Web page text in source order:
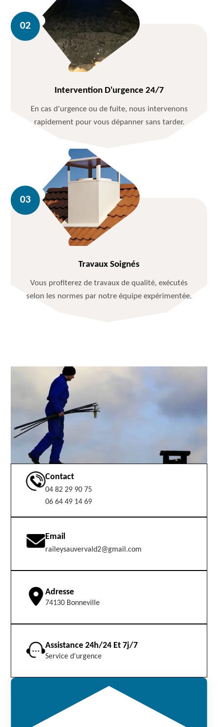
Intervention D'urgence 24/7
En cas d'urgence ou de fuite, nous intervenons
rapidement pour vous dépanner sans tarder.
Travaux Soignés
Vous profiterez de travaux de qualité, exécutés
selon les normes par notre équipe expérimentée.
Contact
04 82 29 90 75
06 64 49 14 69
Email
raileysauvervald2@gmail.com
Adresse
74130 Bonneville
Assistance 24h/24 Et 7j/7
Service d'urgence